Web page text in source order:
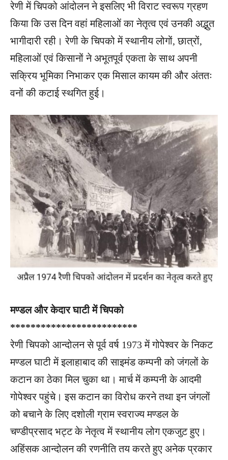
रेणी में चिपको आंदोलन ने इसलिए भी विराट स्वरूप ग्रहण
किया कि उस दिन वहां महिलाओं का नेतृत्व एवं उनकी अद्भुत
भागीदारी रही। रेणी के चिपको में स्थानीय लोगों, छात्रों,
महिलाओं एवं किसानों ने अभूतपूर्व एकता के साथ अपनी
सक्रिय भूमिका निभाकर एक मिसाल कायम की और अंततः
वनों की कटाई स्थगित हुई।
मण्डल और केदार घाटी में चिपको
*************************
रेणी चिपको आन्दोलन से पूर्व वर्ष 1973 में गोपेश्वर के निकट
मण्डल घाटी में इलाहाबाद की साइमंड कम्पनी को जंगलों के
कटान का ठेका मिल चुका था। मार्च में कम्पनी के आदमी
गोपेश्वर पहुंचे। इस कटान का विरोध करने तथा इन जंगलों
को बचाने के लिए दशोली ग्राम स्वराज्य मण्डल के
चण्डीप्रसाद भट्ट के नेतृत्व में स्थानीय लोग एकजुट हुए।
अहिंसक आन्दोलन की रणनीति तय करते हुए अनेक प्रकार